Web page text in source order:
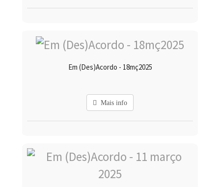
Em (Des)Acordo - 18mç2025
Mais info